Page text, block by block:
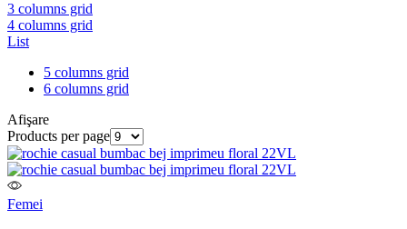
3 columns grid
4 columns grid
List
5 columns grid
6 columns grid
Afişare
Products per page
Femei